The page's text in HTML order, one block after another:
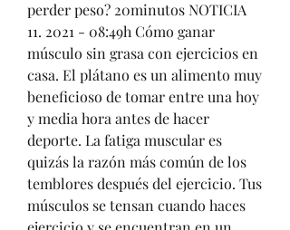
perder peso? 20minutos NOTICIA
11. 2021 - 08:49h Cómo ganar
músculo sin grasa con ejercicios en
casa. El plátano es un alimento muy
beneficioso de tomar entre una hoy
y media hora antes de hacer
deporte. La fatiga muscular es
quizás la razón más común de los
temblores después del ejercicio. Tus
músculos se tensan cuando haces